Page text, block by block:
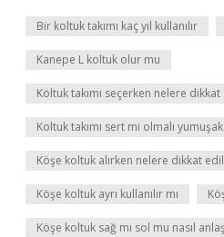
Bir koltuk takımı kaç yıl kullanılır
Kanepe L koltuk olur mu
Koltuk takımı seçerken nelere
Koltuk takımı sert mi olmalı yumuşak
Köşe koltuk alırken nelere dikkat
Köşe koltuk ayrı kullanılır mı
Köşe koltuk sağ mı sol mu nasıl